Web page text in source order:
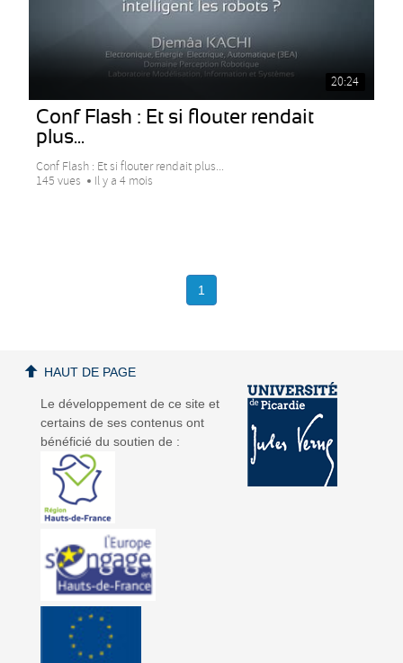
20:24
Conf Flash : Et si flouter rendait
plus...
Conf Flash : Et si flouter rendait plus...
145 vues
Il y a 4 mois
1
Le développement de ce site et
certains de ses contenus ont
bénéficié du soutien de :
HAUT DE PAGE